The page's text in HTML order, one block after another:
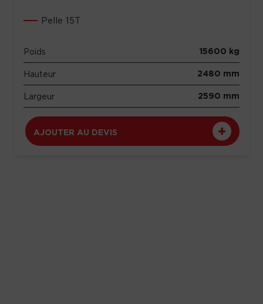
Pelle 15T
Poids 15600 kg
Hauteur 2480 mm
Largeur 2590 mm
AJOUTER AU DEVIS